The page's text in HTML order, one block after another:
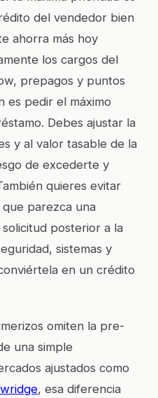
del vendedor bien
ahorra más hoy
los cargos del
prepagos y puntos
es pedir el máximo
Debes ajustar la
y al valor tasable de la
de excederte y
quieres evitar
parezca una
posterior a la
sistemas y
en un crédito
omiten la pre-
una simple
ajustados como
, esa diferencia